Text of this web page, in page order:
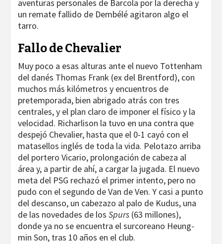
aventuras personales de Barcola por la derecha y
un remate fallido de Dembélé agitaron algo el
tarro.
Fallo de Chevalier
Muy poco a esas alturas ante el nuevo Tottenham
del danés Thomas Frank (ex del Brentford), con
muchos más kilómetros y encuentros de
pretemporada, bien abrigado atrás con tres
centrales, y el plan claro de imponer el físico y la
velocidad. Richarlison la tuvo en una contra que
despejó Chevalier, hasta que el 0-1 cayó con el
matasellos inglés de toda la vida. Pelotazo arriba
del portero Vicario, prolongación de cabeza al
área y, a partir de ahí, a cargar la jugada. El nuevo
meta del PSG rechazó el primer intento, pero no
pudo con el segundo de Van de Ven. Y casi a punto
del descanso, un cabezazo al palo de Kudus, una
de las novedades de los Spurs (63 millones),
donde ya no se encuentra el surcoreano Heung-
min Son, tras 10 años en el club.